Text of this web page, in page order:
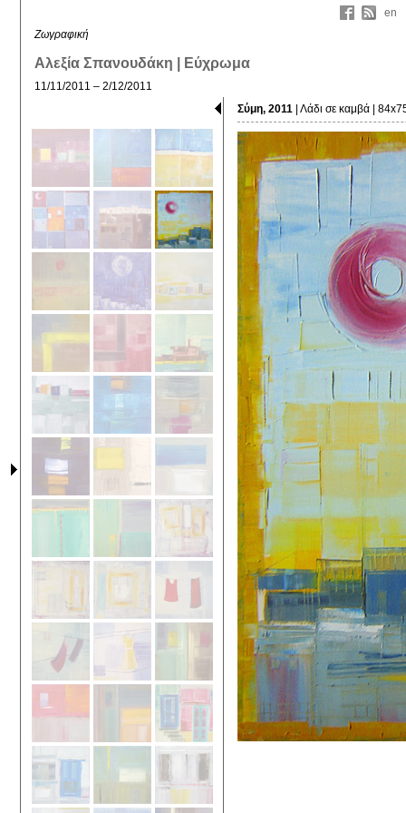
en
Ζωγραφική
Αλεξία Σπανουδάκη | Εύχρωμα
11/11/2011 – 2/12/2011
Σύμη, 2011 | Λάδι σε καμβά |